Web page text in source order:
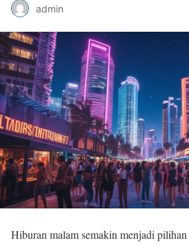
admin
Hiburan malam semakin menjadi